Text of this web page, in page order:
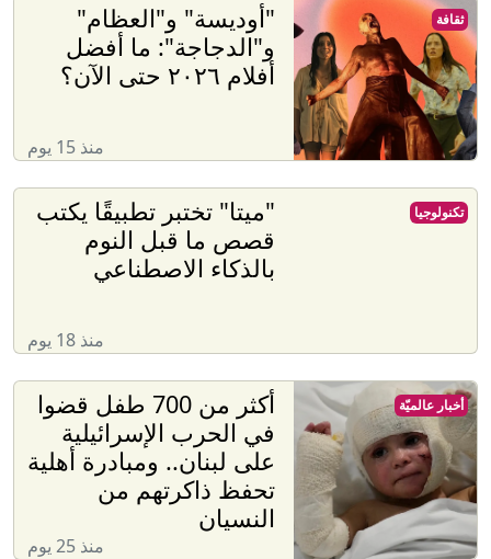
"أوديسة" و"العظام"
و"الدجاجة": ما أفضل
أفلام ٢٠٢٦ حتى الآن؟
منذ 15 يوم
ثقافة
"ميتا" تختبر تطبيقًا يكتب
قصص ما قبل النوم
بالذكاء الاصطناعي
منذ 18 يوم
تكنولوجيا
أكثر من 700 طفل قضوا
في الحرب الإسرائيلية
على لبنان.. ومبادرة أهلية
تحفظ ذاكرتهم من
النسيان
منذ 25 يوم
أخبار عالميّة